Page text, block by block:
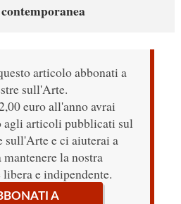
articolo abbonati a
sull'Arte.
euro all'anno avrai
agli articoli pubblicati sul
sull'Arte e ci aiuterai a
mantenere la nostra
e indipendente.
A